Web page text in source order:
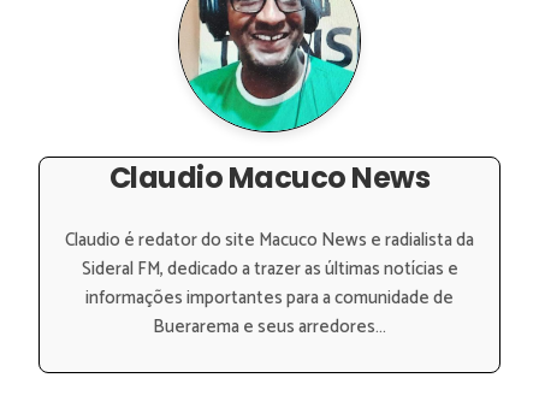
Claudio Macuco News
Claudio é redator do site Macuco News e radialista da
Sideral FM, dedicado a trazer as últimas notícias e
informações importantes para a comunidade de
Buerarema e seus arredores...